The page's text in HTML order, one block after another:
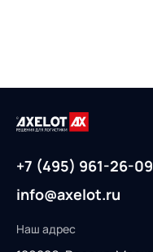
+7 (495) 961-26-09
info@axelot.ru
Наш адрес